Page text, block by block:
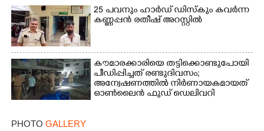
25 പവനും ഹാർഡ് ഡിസ്കും കവർന്ന
കണ്ണപ്പൻ രതീഷ് അറസ്റ്റിൽ
കൗമാരക്കാരിയെ തട്ടിക്കൊണ്ടുപോയി
പീഡിപ്പിച്ചത് രണ്ടുദിവസം;
അന്വേഷണത്തിൽ നിർണായകമായത്
ഓൺലൈൻ ഫുഡ് ഡെലിവറി
PHOTO GALLERY